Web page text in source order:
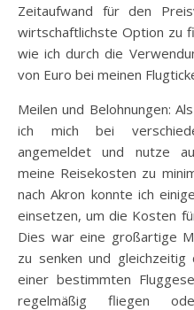
Zeitaufwand für den
wirtschaftlichste Option zu
wie ich durch die
von Euro bei meinen
Meilen und Belohnungen:
ich mich bei
angemeldet und nutze
meine Reisekosten zu
nach Akron konnte ich
einsetzen, um die Kosten
Dies war eine großartige
zu senken und
einer bestimmten
regelmäßig fliegen